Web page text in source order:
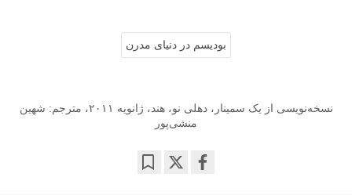
بودیسم در دنیای مدرن
نسخه‌نویسی از یک سمینار، دهلی نو، هند، ژانویه ۲۰۱۱، مترجم: شهین
منشی‌پور